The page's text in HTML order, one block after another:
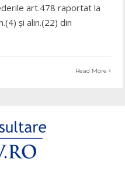
art.478 raportat la
și alin.(22) din
Read More